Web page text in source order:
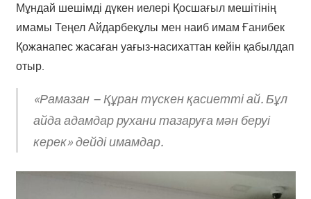
Мұндай шешімді дүкен иелері Қосшағыл мешітінің
имамы Теңел Айдарбекұлы мен наиб имам Ғанибек
Қожанапес жасаған уағыз-насихаттан кейін қабылдап
отыр.
«Рамазан – Құран түскен қасиетті ай. Бұл
айда адамдар рухани тазаруға мән беруі
керек» дейді имамдар.